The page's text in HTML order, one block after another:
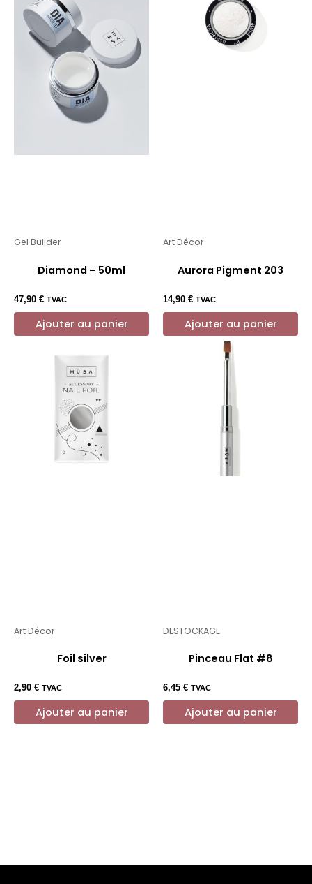
Gel Builder
Diamond – 50ml
47,90 € TVAC
Ajouter au panier
Art Décor
Aurora Pigment 203
14,90 € TVAC
Ajouter au panier
Art Décor
Foil silver
2,90 € TVAC
Ajouter au panier
DESTOCKAGE
Pinceau Flat #8
6,45 € TVAC
Ajouter au panier